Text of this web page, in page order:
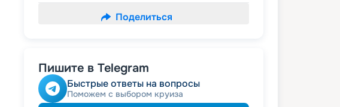
Поделиться
Пишите в Telegram
Быстрые ответы на вопросы
Поможем с выбором круиза